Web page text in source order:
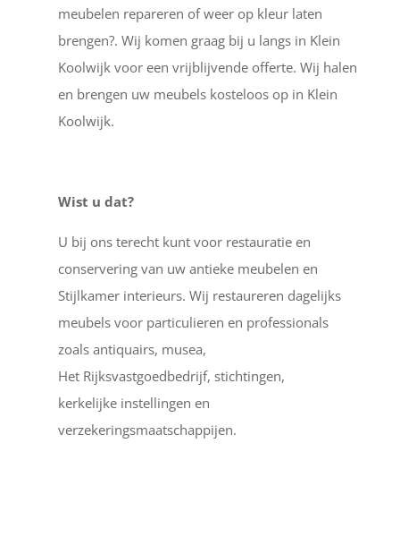
meubelen repareren of weer op kleur laten
brengen?. Wij komen graag bij u langs in Klein
Koolwijk voor een vrijblijvende offerte. Wij halen
en brengen uw meubels kosteloos op in Klein
Koolwijk.
Wist u dat?
U bij ons terecht kunt voor restauratie en
conservering van uw antieke meubelen en
Stijlkamer interieurs. Wij restaureren dagelijks
meubels voor particulieren en professionals
zoals antiquairs, musea,
Het Rijksvastgoedbedrijf, stichtingen,
kerkelijke instellingen en
verzekeringsmaatschappijen.